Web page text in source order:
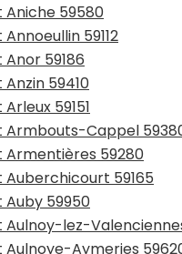
Aniche 59580
59112
59186
59410
59151
Armbouts-Cappel
Armentières 59280
59165
Auby 59950
Aulnoy-lez-
Aulnoye-Aymeries